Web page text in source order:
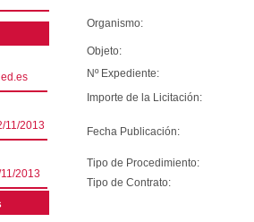
11/2013
2013
Organismo:
Objeto:
Nº Expediente:
Importe de la Licitación:
Fecha Publicación:
Tipo de Procedimiento:
Tipo de Contrato: